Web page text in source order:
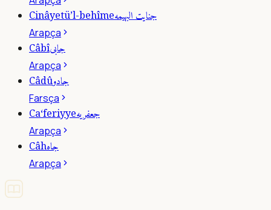
Cinâyetü’l-behîmeجنايت البهيمه
Arapça
Câbîجابى
Arapça
Câdûجادو
Farsça
Ca‘feriyyeجعفريه
Arapça
Câhجاه
Arapça